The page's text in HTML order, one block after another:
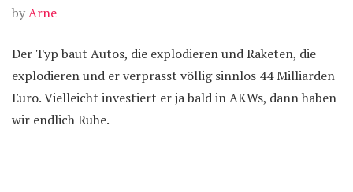
byArne
Der Typ baut Autos, die explodieren und Raketen, die
explodieren und er verprasst völlig sinnlos 44 Milliarden
Euro. Vielleicht investiert er ja bald in AKWs, dann haben
wir endlich Ruhe.